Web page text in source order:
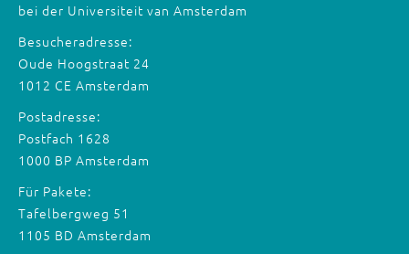
bei der Universiteit van Amsterdam
Besucheradresse:
Oude Hoogstraat 24
1012 CE Amsterdam
Postadresse:
Postfach 1628
1000 BP Amsterdam
Für Pakete:
Tafelbergweg 51
1105 BD Amsterdam